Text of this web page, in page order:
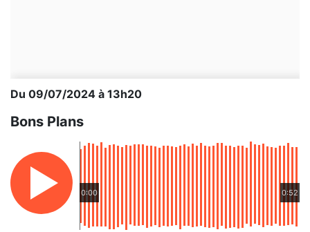
Du 09/07/2024 à 13h20
Bons Plans
0:00 0:52